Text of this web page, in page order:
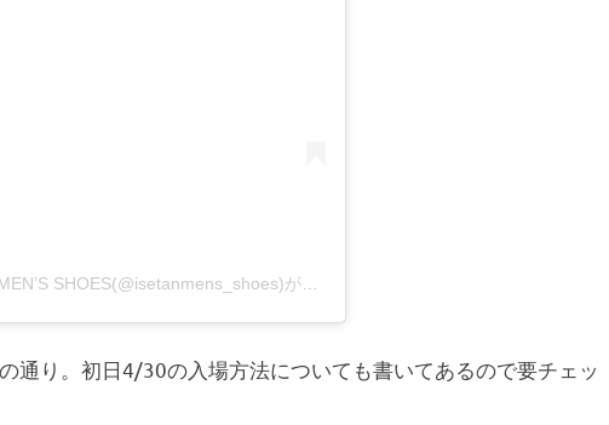
通り。初日4/30の入場方法についても書いてあるので要チェッ